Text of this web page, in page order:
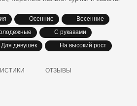
Осенние
Весенние
С рукавами
Для девушек На высокий рост
ОТЗЫВЫ